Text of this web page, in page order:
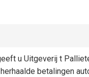
u Uitgeverij t
betalingen